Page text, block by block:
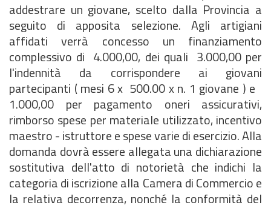
addestrare un giovane, scelto dalla Provincia a
seguito di apposita selezione. Agli artigiani
affidati verrà concesso un finanziamento
complessivo di  4.000,00, dei quali  3.000,00 per
l'indennità da corrispondere ai giovani
partecipanti ( mesi 6 x  500.00 x n. 1 giovane ) e 
1.000,00 per pagamento oneri assicurativi,
rimborso spese per materiale utilizzato, incentivo
maestro - istruttore e spese varie di esercizio. Alla
domanda dovrà essere allegata una dichiarazione
sostitutiva dell'atto di notorietà che indichi la
categoria di iscrizione alla Camera di Commercio e
la relativa decorrenza, nonché la conformità del